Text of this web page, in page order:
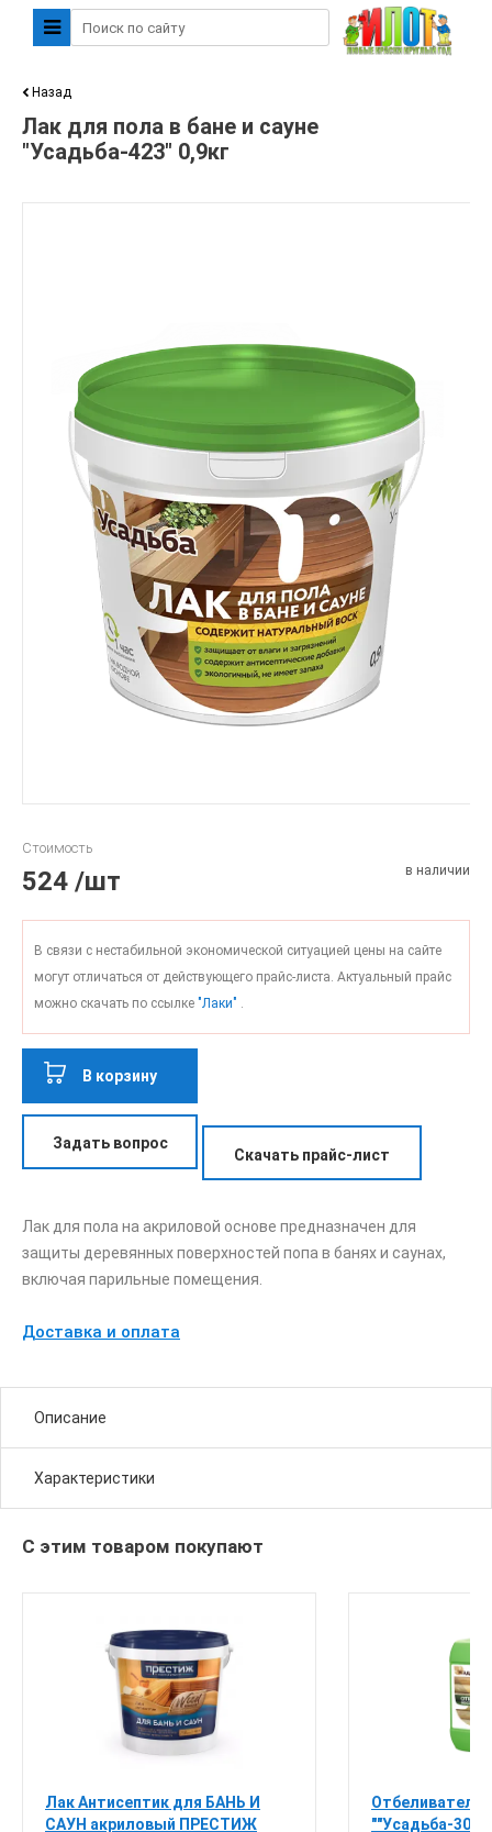
Назад
Лак для пола в бане и сауне
"Усадьба-423" 0,9кг
Стоимость
524 /шт в наличии
В связи с нестабильной экономической ситуацией цены на сайте
могут отличаться от действующего прайс-листа. Актуальный прайс
можно скачать по ссылке "Лаки" .
В корзину
Задать вопрос
Скачать прайс-лист
Лак для пола на акриловой основе предназначен для
защиты деревянных поверхностей попа в банях и саунах,
включая парильные помещения.
Доставка и оплата
Описание
Характеристики
С этим товаром покупают
Лак Антисептик для БАНЬ И
САУН акриловый ПРЕСТИЖ
""Усадьба-303"